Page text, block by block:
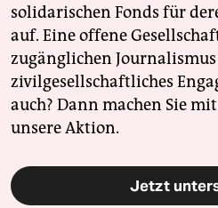
solidarischen Fonds für
auf. Eine offene
zugänglichen
zivilgesellschaftliches
auch? Dann machen Sie
unsere Aktion.
Jetzt